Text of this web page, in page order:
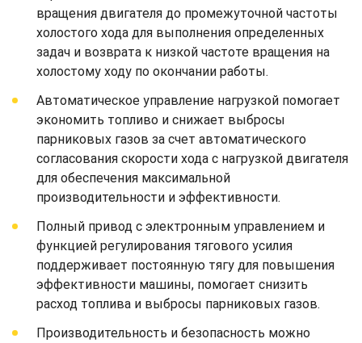
вращения двигателя до промежуточной частоты
холостого хода для выполнения определенных
задач и возврата к низкой частоте вращения на
холостому ходу по окончании работы.
Автоматическое управление нагрузкой помогает
экономить топливо и снижает выбросы
парниковых газов за счет автоматического
согласования скорости хода с нагрузкой двигателя
для обеспечения максимальной
производительности и эффективности.
Полный привод с электронным управлением и
функцией регулирования тягового усилия
поддерживает постоянную тягу для повышения
эффективности машины, помогает снизить
расход топлива и выбросы парниковых газов.
Производительность и безопасность можно